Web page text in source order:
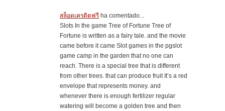
สล็อตเครดิตฟรี ha comentado...
Slots In the game Tree of Fortune Tree of
Fortune is written as a fairy tale. and the movie
came before it came Slot games in the pgslot
game camp in the garden that no one can
reach. There is a special tree that is different
from other trees. that can produce fruit It’s a red
envelope that represents money. and
whenever there is enough fertilizer regular
watering will become a golden tree and then